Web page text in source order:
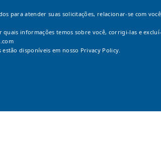
para atender suas solicitações, relacionar-se com
informações temos sobre você, corrigi-las e
disponíveis em nosso Privacy Policy.